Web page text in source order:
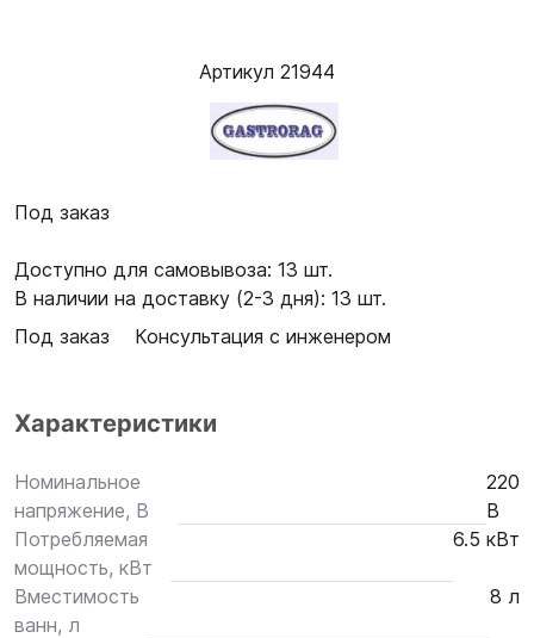
Артикул 21944
Под заказ
Доступно для самовывоза: 13 шт.
В наличии на доставку (2-3 дня): 13 шт.
Под заказ
Консультация с инженером
Характеристики
Номинальное
напряжение, В
220
В
Потребляемая
мощность, кВт
6.5 кВт
Вместимость
ванн, л
8 л